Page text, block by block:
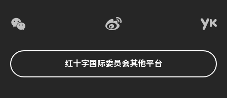
红十字国际委员会其他平台